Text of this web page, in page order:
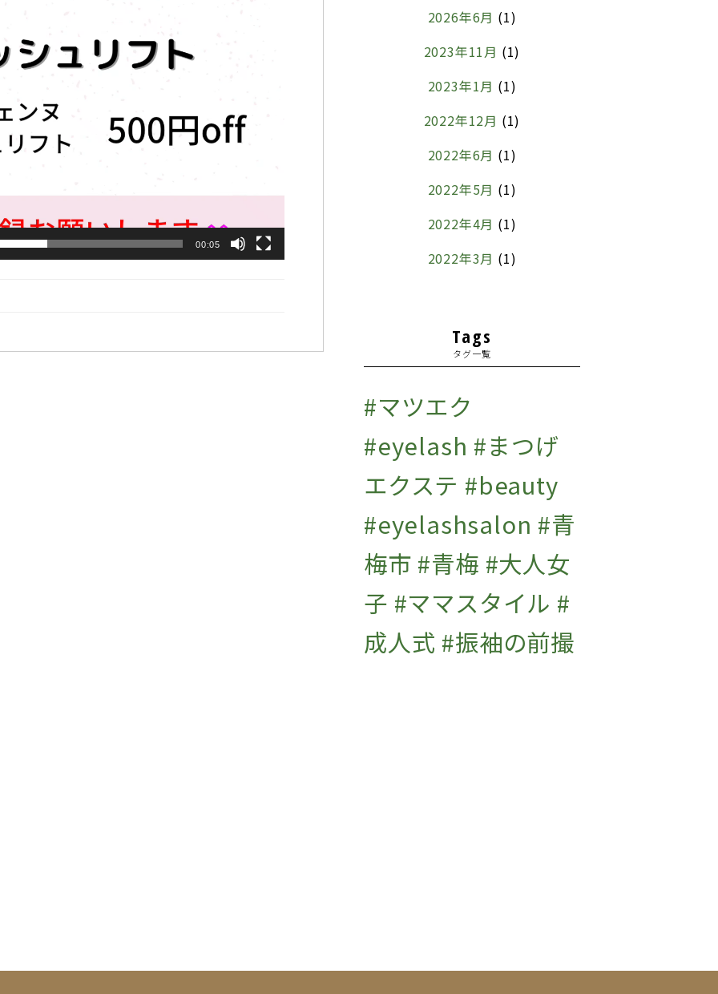
00:05
2026年6月 (1)
2023年11月 (1)
2023年1月 (1)
2022年12月 (1)
2022年6月 (1)
2022年5月 (1)
2022年4月 (1)
2022年3月 (1)
2021年12月
2021年11月(2)
2021年10月
2020年10月(1)
Tags
タグ一覧
#マツエク
#eyelash #まつげ
エクステ #beauty
#eyelashsalon #青
梅市 #青梅 #大人女
子 #ママスタイル #
成人式 #振袖の前撮
#beauty #まつえく #まつげえくすて #大人女子 #